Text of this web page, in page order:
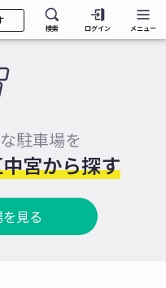
検索 ログイン メニュー
駐車場を
宮から探す
見る